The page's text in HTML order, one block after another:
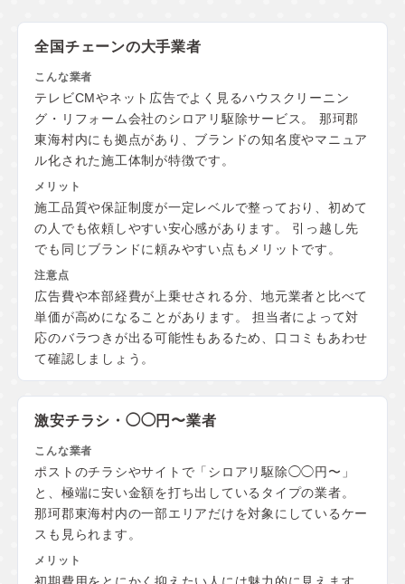
全国チェーンの大手業者
テレビCMやネット広告でよく見るハウスクリーニン
グ・リフォーム会社のシロアリ駆除サービス。 那珂郡
東海村内にも拠点があり、ブランドの知名度やマニュア
ル化された施工体制が特徴です。
施工品質や保証制度が一定レベルで整っており、初めて
の人でも依頼しやすい安心感があります。 引っ越し先
でも同じブランドに頼みやすい点もメリットです。
広告費や本部経費が上乗せされる分、地元業者と比べて
単価が高めになることがあります。 担当者によって対
応のバラつきが出る可能性もあるため、口コミもあわせ
て確認しましょう。
激安チラシ・◯◯円〜業者
ポストのチラシやサイトで「シロアリ駆除◯◯円〜」
と、極端に安い金額を打ち出しているタイプの業者。
那珂郡東海村内の一部エリアだけを対象にしているケー
スも見られます。